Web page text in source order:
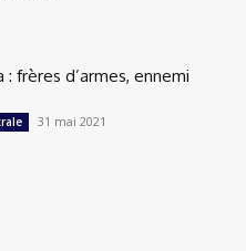
: frères d’armes, ennemi
31 mai 2021